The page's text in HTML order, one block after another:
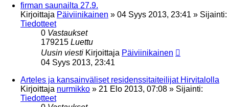
firman saunailta 27.9.
Kirjoittaja Päiviinikainen » 04 Syys 2013, 23:41 » Sijainti:
Tiedotteet
0 Vastaukset
179215 Luettu
Uusin viesti Kirjoittaja Päiviinikainen
04 Syys 2013, 23:41
Arteles ja kansainväliset residenssitaiteilijat Hirvitalolla
Kirjoittaja nurmikko » 21 Elo 2013, 07:08 » Sijainti:
Tiedotteet